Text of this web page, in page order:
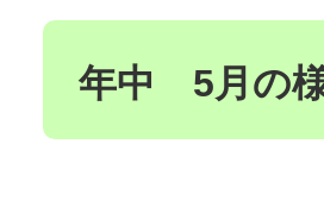
本
年中 5月の様